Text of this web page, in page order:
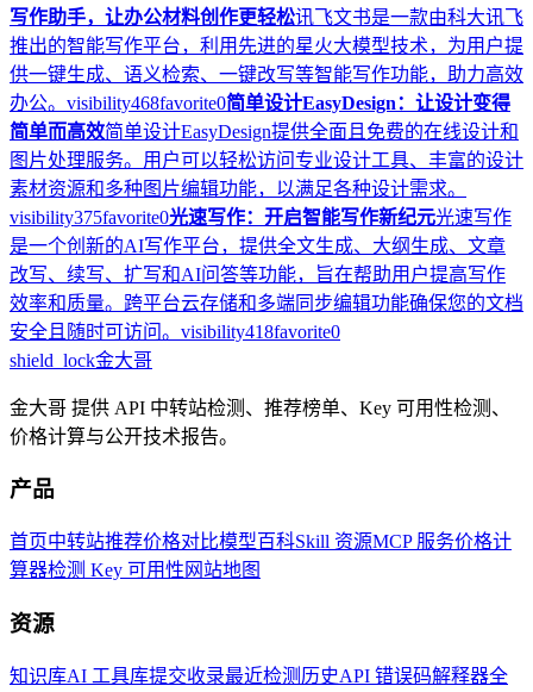
写作助手，让办公材料创作更轻松讯飞文书是一款由科大讯飞
推出的智能写作平台，利用先进的星火大模型技术，为用户提
供一键生成、语义检索、一键改写等智能写作功能，助力高效
办公。 visibility468favorite0简单设计EasyDesign：让设计变得
简单而高效简单设计EasyDesign提供全面且免费的在线设计和
图片处理服务。用户可以轻松访问专业设计工具、丰富的设计
素材资源和多种图片编辑功能，以满足各种设计需求。
visibility375favorite0光速写作：开启智能写作新纪元光速写作
是一个创新的AI写作平台，提供全文生成、大纲生成、文章
改写、续写、扩写和AI问答等功能，旨在帮助用户提高写作
效率和质量。跨平台云存储和多端同步编辑功能确保您的文档
安全且随时可访问。 visibility418favorite0
shield_lock金大哥
金大哥 提供 API 中转站检测、推荐榜单、Key 可用性检测、
价格计算与公开技术报告。
产品
首页中转站推荐价格对比模型百科Skill 资源MCP 服务价格计
算器检测 Key 可用性 网站地图
资源
知识库AI 工具库提交收录最近检测历史API 错误码解释器全